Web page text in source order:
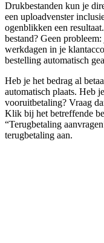
Drukbestanden kun je
een uploadvenster
ogenblikken een
bestand? Geen
werkdagen in je
bestelling automatisch
Heb je het bedrag al
automatisch plaats. Heb
vooruitbetaling? Vraag
Klik bij het betreffende
“Terugbetaling
terugbetaling aan.